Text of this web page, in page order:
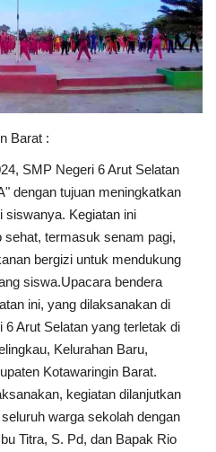
Barat :
SMP Negeri 6 Arut Selatan
dengan tujuan meningkatkan
siswanya. Kegiatan ini
sehat, termasuk senam pagi,
bergizi untuk mendukung
siswa.Upacara bendera
ini, yang dilaksanakan di
Arut Selatan yang terletak di
Kelurahan Baru,
Kotawaringin Barat.
kegiatan dilanjutkan
warga sekolah dengan
Titra, S. Pd, dan Bapak Rio